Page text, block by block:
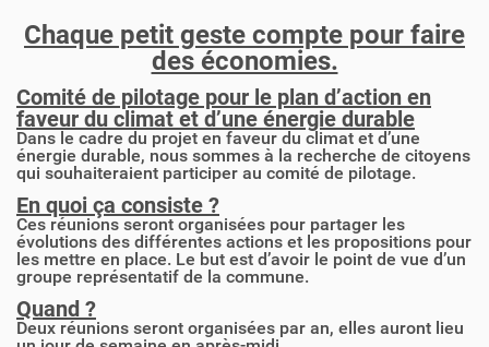
Chaque petit geste compte pour faire
des économies.
Comité de pilotage pour le plan d’action en
faveur du climat et d’une énergie durable
Dans le cadre du projet en faveur du climat et d’une
énergie durable, nous sommes à la recherche de citoyens
qui souhaiteraient participer au comité de pilotage.
En quoi ça consiste ?
Ces réunions seront organisées pour partager les
évolutions des différentes actions et les propositions pour
les mettre en place. Le but est d’avoir le point de vue d’un
groupe représentatif de la commune.
Quand ?
Deux réunions seront organisées par an, elles auront lieu